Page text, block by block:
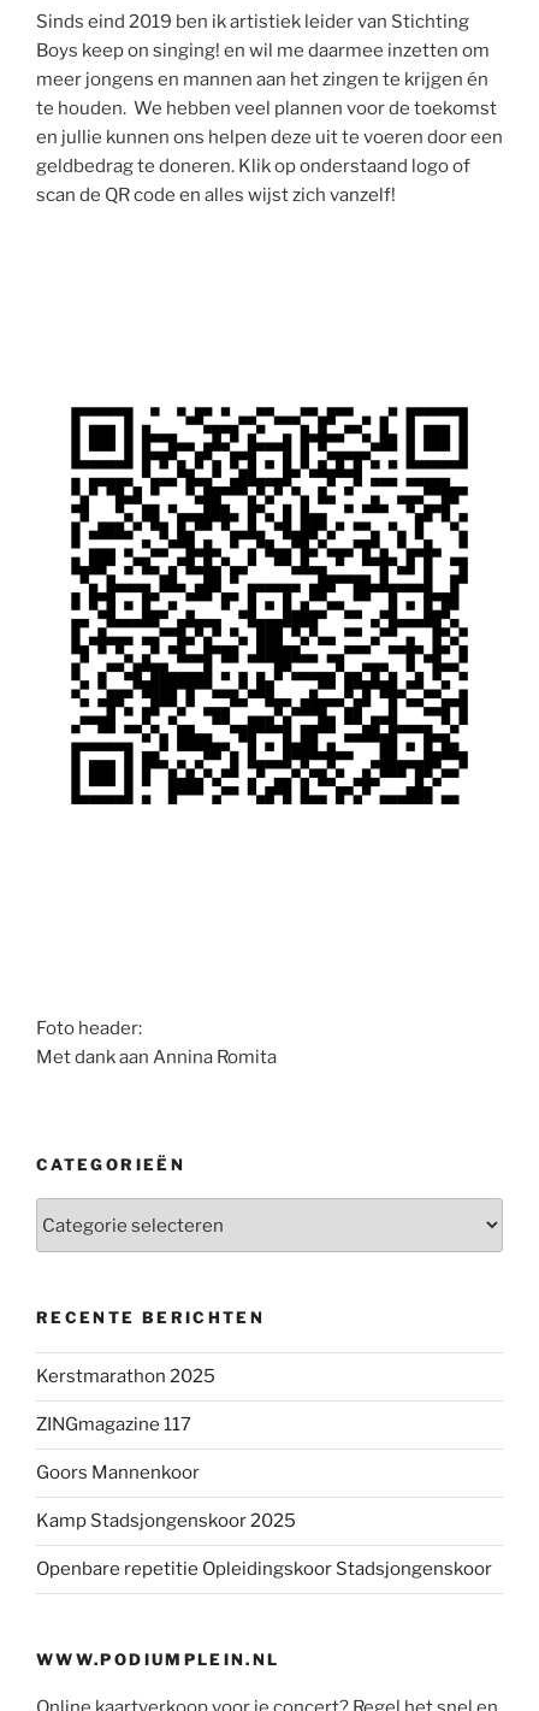
Sinds eind 2019 ben ik artistiek leider van Stichting
Boys keep on singing! en wil me daarmee inzetten om
meer jongens en mannen aan het zingen te krijgen én
te houden. We hebben veel plannen voor de toekomst
en jullie kunnen ons helpen deze uit te voeren door een
geldbedrag te doneren. Klik op onderstaand logo of
scan de QR code en alles wijst zich vanzelf!
Foto header:
Met dank aan Annina Romita
CATEGORIEËN
RECENTE BERICHTEN
Kerstmarathon 2025
ZINGmagazine 117
Goors Mannenkoor
Kamp Stadsjongenskoor 2025
Openbare repetitie Opleidingskoor Stadsjongenskoor
WWW.PODIUMPLEIN.NL